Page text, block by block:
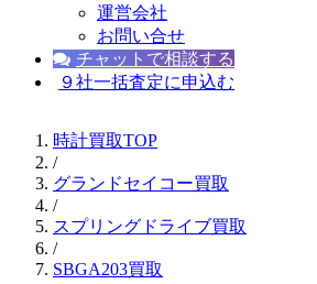
運営会社
お問い合せ
チャットで相談する
９社一括査定に申込む
時計買取TOP
/
グランドセイコー買取
/
スプリングドライブ買取
/
SBGA203買取